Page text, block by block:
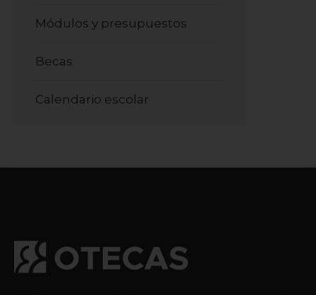
Módulos y presupuestos
Becas
Calendario escolar